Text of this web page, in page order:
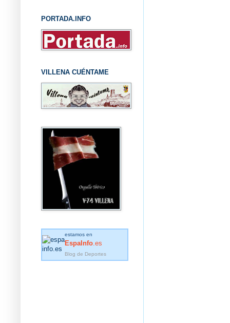
PORTADA.INFO
VILLENA CUÉNTAME
estamos en
EspaInfo .es
Blog de Deportes